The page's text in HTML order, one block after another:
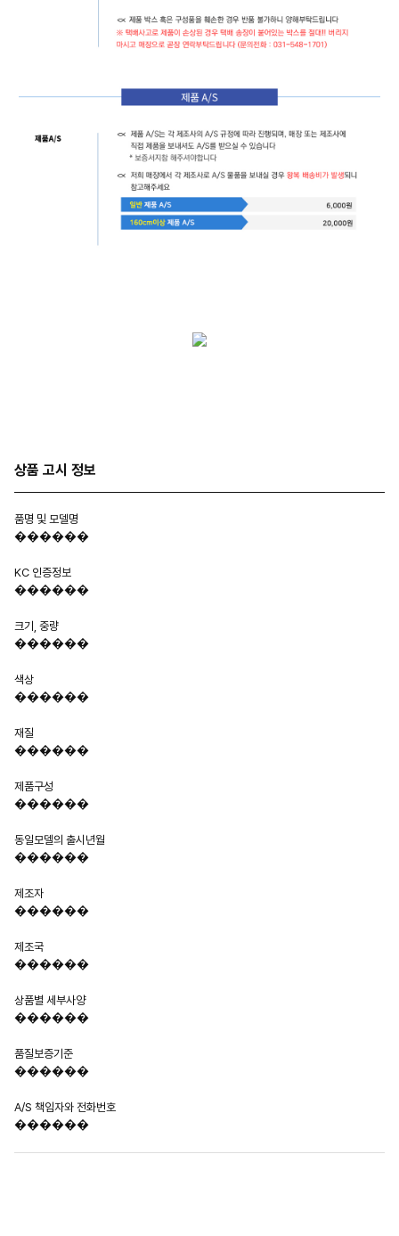
상품 고시 정보
품명 및 모델명
������
KC 인증정보
������
크기, 중량
������
색상
������
재질
������
제품구성
������
동일모델의 출시년월
������
제조자
������
제조국
������
상품별 세부사양
������
품질보증기준
������
A/S 책임자와 전화번호
������